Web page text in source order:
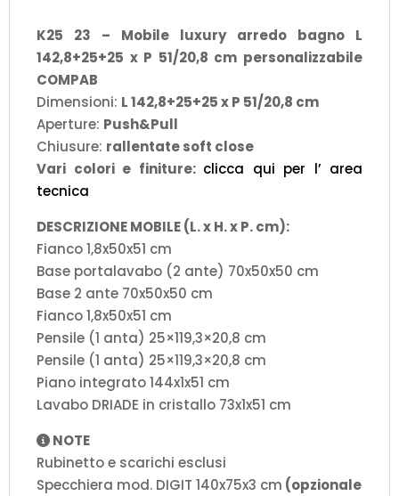
K25 23 – Mobile luxury arredo bagno L
142,8+25+25 x P 51/20,8 cm personalizzabile
COMPAB
Dimensioni: L 142,8+25+25 x P 51/20,8 cm
Aperture: Push&Pull
Chiusure: rallentate soft close
Vari colori e finiture: clicca qui per l’ area
tecnica
DESCRIZIONE MOBILE (L. x H. x P. cm):
Fianco 1,8x50x51 cm
Base portalavabo (2 ante) 70x50x50 cm
Base 2 ante 70x50x50 cm
Fianco 1,8x50x51 cm
Pensile (1 anta) 25×119,3×20,8 cm
Pensile (1 anta) 25×119,3×20,8 cm
Piano integrato 144x1x51 cm
Lavabo DRIADE in cristallo 73x1x51 cm
NOTE
Rubinetto e scarichi esclusi
Specchiera mod. DIGIT 140x75x3 cm (opzionale